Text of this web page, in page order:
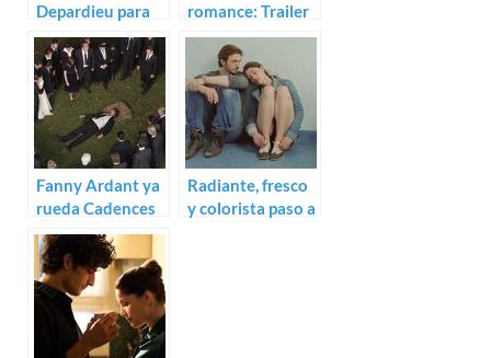
Depardieu para
Le divan de
Staline
romance: Trailer
de Cadences
obstinees con
Asia Argento
Fanny Ardant ya
rueda Cadences
obstinées con
Asia Argento
Radiante, fresco
y colorista paso a